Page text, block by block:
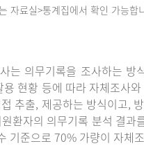
자료실>통계집에서 확인 가능합
는 의무기록을 조사하는
용 현황 등에 따라 자체조사
추출, 제공하는 방식이고,
환자의 의무기록 분석 결
기준으로 70% 가량이 자체